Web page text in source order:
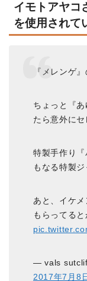
イモトアヤコ
を使用されて
『メレンゲ
ちょっと『
たら意外にセ
特製手作り
もなる特製ジ
あと、イケ
もらってると
— vals
2017年7月8